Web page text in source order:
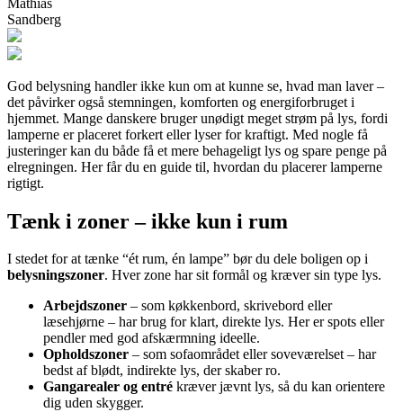
Sandberg
God belysning handler ikke kun om at kunne se, hvad man laver –
det påvirker også stemningen, komforten og energiforbruget i
hjemmet. Mange danskere bruger unødigt meget strøm på lys, fordi
lamperne er placeret forkert eller lyser for kraftigt. Med nogle få
justeringer kan du både få et mere behageligt lys og spare penge på
elregningen. Her får du en guide til, hvordan du placerer lamperne
rigtigt.
Tænk i zoner – ikke kun i rum
I stedet for at tænke “ét rum, én lampe” bør du dele boligen op i
belysningszoner. Hver zone har sit formål og kræver sin type lys.
Arbejdszoner – som køkkenbord, skrivebord eller
læsehjørne – har brug for klart, direkte lys. Her er spots eller
pendler med god afskærmning ideelle.
Opholdszoner – som sofaområdet eller soveværelset – har
bedst af blødt, indirekte lys, der skaber ro.
Gangarealer og entré kræver jævnt lys, så du kan orientere
dig uden skygger.